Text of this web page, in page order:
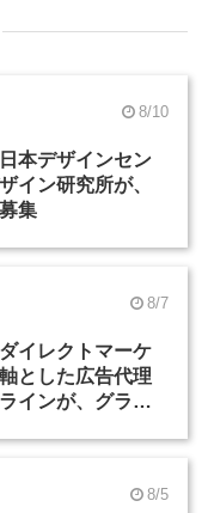
8/10
本デザインセン
イン研究所が、
集
8/7
イレクトマーケ
とした広告代理
インが、グラフ
8/5